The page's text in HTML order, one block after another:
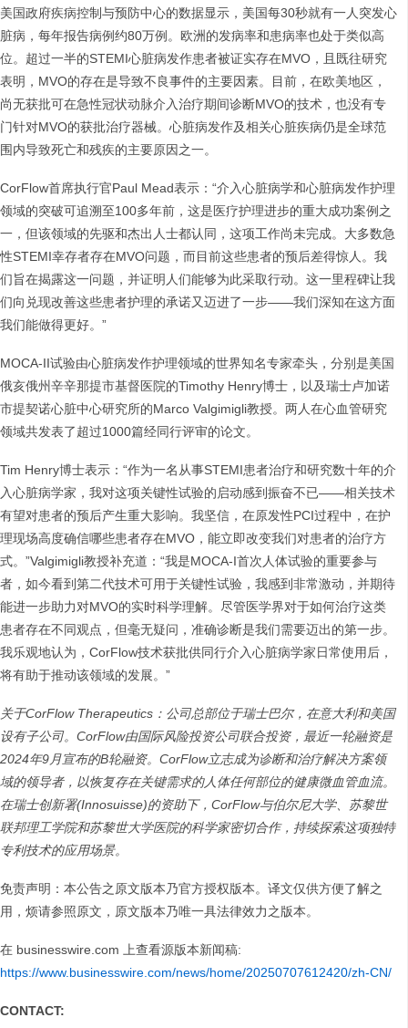
美国政府疾病控制与预防中心的数据显示，美国每30秒就有一人突发心
脏病，每年报告病例约80万例。欧洲的发病率和患病率也处于类似高
位。超过一半的STEMI心脏病发作患者被证实存在MVO，且既往研究
表明，MVO的存在是导致不良事件的主要因素。目前，在欧美地区，
尚无获批可在急性冠状动脉介入治疗期间诊断MVO的技术，也没有专
门针对MVO的获批治疗器械。心脏病发作及相关心脏疾病仍是全球范
围内导致死亡和残疾的主要原因之一。
CorFlow首席执行官Paul Mead表示：“介入心脏病学和心脏病发作护理
领域的突破可追溯至100多年前，这是医疗护理进步的重大成功案例之
一，但该领域的先驱和杰出人士都认同，这项工作尚未完成。大多数急
性STEMI幸存者存在MVO问题，而目前这些患者的预后差得惊人。我
们旨在揭露这一问题，并证明人们能够为此采取行动。这一里程碑让我
们向兑现改善这些患者护理的承诺又迈进了一步——我们深知在这方面
我们能做得更好。”
MOCA-II试验由心脏病发作护理领域的世界知名专家牵头，分别是美国
俄亥俄州辛辛那提市基督医院的Timothy Henry博士，以及瑞士卢加诺
市提契诺心脏中心研究所的Marco Valgimigli教授。两人在心血管研究
领域共发表了超过1000篇经同行评审的论文。
Tim Henry博士表示：“作为一名从事STEMI患者治疗和研究数十年的介
入心脏病学家，我对这项关键性试验的启动感到振奋不已——相关技术
有望对患者的预后产生重大影响。我坚信，在原发性PCI过程中，在护
理现场高度确信哪些患者存在MVO，能立即改变我们对患者的治疗方
式。”Valgimigli教授补充道：“我是MOCA-I首次人体试验的重要参与
者，如今看到第二代技术可用于关键性试验，我感到非常激动，并期待
能进一步助力对MVO的实时科学理解。尽管医学界对于如何治疗这类
患者存在不同观点，但毫无疑问，准确诊断是我们需要迈出的第一步。
我乐观地认为，CorFlow技术获批供同行介入心脏病学家日常使用后，
将有助于推动该领域的发展。”
关于CorFlow Therapeutics：公司总部位于瑞士巴尔，在意大利和美国
设有子公司。CorFlow由国际风险投资公司联合投资，最近一轮融资是
2024年9月宣布的B轮融资。CorFlow立志成为诊断和治疗解决方案领
域的领导者，以恢复存在关键需求的人体任何部位的健康微血管血流。
在瑞士创新署(Innosuisse)的资助下，CorFlow与伯尔尼大学、苏黎世
联邦理工学院和苏黎世大学医院的科学家密切合作，持续探索这项独特
专利技术的应用场景。
免责声明：本公告之原文版本乃官方授权版本。译文仅供方便了解之
用，烦请参照原文，原文版本乃唯一具法律效力之版本。
在 businesswire.com 上查看源版本新闻稿:
https://www.businesswire.com/news/home/20250707612420/zh-CN/
CONTACT: